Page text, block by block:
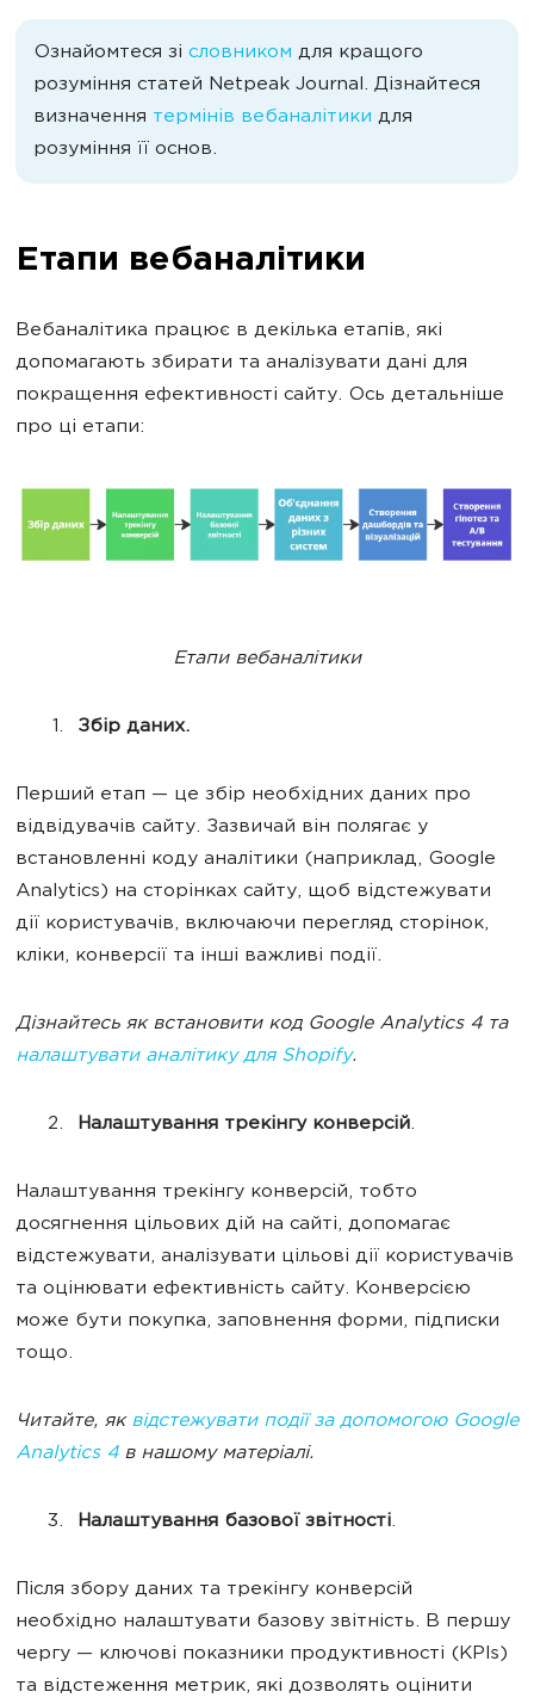
Ознайомтеся зі словником для кращого
розуміння статей Netpeak Journal. Дізнайтеся
визначення термінів вебаналітики для
розуміння її основ.
Етапи вебаналітики
Вебаналітика працює в декілька етапів, які
допомагають збирати та аналізувати дані для
покращення ефективності сайту. Ось детальніше
про ці етапи:
Етапи вебаналітики
Збір даних.
Перший етап — це збір необхідних даних про
відвідувачів сайту. Зазвичай він полягає у
встановленні коду аналітики (наприклад, Google
Analytics) на сторінках сайту, щоб відстежувати
дії користувачів, включаючи перегляд сторінок,
кліки, конверсії та інші важливі події.
Дізнайтесь як встановити код Google Analytics 4 та
налаштувати аналітику для Shopify.
Налаштування трекінгу конверсій.
Налаштування трекінгу конверсій, тобто
досягнення цільових дій на сайті, допомагає
відстежувати, аналізувати цільові дії користувачів
та оцінювати ефективність сайту. Конверсією
може бути покупка, заповнення форми, підписки
тощо.
Читайте, як відстежувати події за допомогою Google
Analytics 4в нашому матеріалі.
Налаштування базової звітності.
Після збору даних та трекінгу конверсій
необхідно налаштувати базову звітність. В першу
чергу — ключові показники продуктивності (KPIs)
та відстеження метрик, які дозволять оцінити